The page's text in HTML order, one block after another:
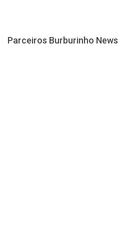
Parceiros Burburinho News